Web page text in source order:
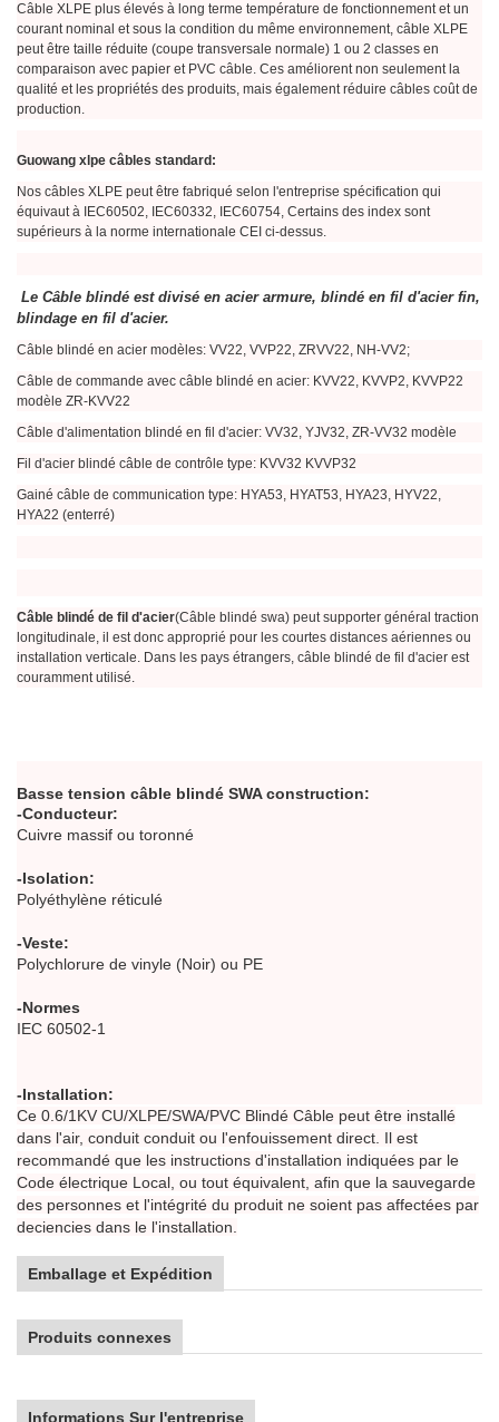
Câble XLPE plus élevés à long terme température de fonctionnement et un
courant nominal et sous la condition du même environnement, câble XLPE
peut être taille réduite (coupe transversale normale) 1 ou 2 classes en
comparaison avec papier et PVC câble. Ces améliorent non seulement la
qualité et les propriétés des produits, mais également réduire câbles coût de
production.
Guowang xlpe câbles standard:
Nos câbles XLPE peut être fabriqué selon l'entreprise spécification qui
équivaut à IEC60502, IEC60332, IEC60754, Certains des index sont
supérieurs à la norme internationale CEI ci-dessus.
Le Câble blindé est divisé en acier armure, blindé en fil d'acier fin,
blindage en fil d'acier.
Câble blindé en acier modèles: VV22, VVP22, ZRVV22, NH-VV2;
Câble de commande avec câble blindé en acier: KVV22, KVVP2, KVVP22
modèle ZR-KVV22
Câble d'alimentation blindé en fil d'acier: VV32, YJV32, ZR-VV32 modèle
Fil d'acier blindé câble de contrôle type: KVV32 KVVP32
Gainé câble de communication type: HYA53, HYAT53, HYA23, HYV22,
HYA22 (enterré)
Câble blindé de fil d'acier(Câble blindé swa) peut supporter général traction
longitudinale, il est donc approprié pour les courtes distances aériennes ou
installation verticale. Dans les pays étrangers, câble blindé de fil d'acier est
couramment utilisé.
Basse tension câble blindé SWA construction:
-Conducteur:
Cuivre massif ou toronné
-Isolation:
Polyéthylène réticulé
-Veste:
Polychlorure de vinyle (Noir) ou PE
-Normes
IEC 60502-1
-Installation:
Ce 0.6/1KV CU/XLPE/SWA/PVC Blindé Câble peut être installé
dans l'air, conduit conduit ou l'enfouissement direct. Il est
recommandé que les instructions d'installation indiquées par le
Code électrique Local, ou tout équivalent, afin que la sauvegarde
des personnes et l'intégrité du produit ne soient pas affectées par
deciencies dans le l'installation.
Emballage et Expédition
Produits connexes
Informations Sur l'entreprise